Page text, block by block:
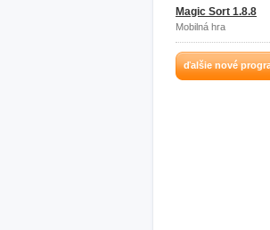
Magic Sort 1.8.8
Mobilná hra
ďalšie nové